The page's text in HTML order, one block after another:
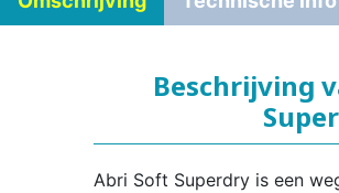
Beschrijving
Abri Soft Superdry is een